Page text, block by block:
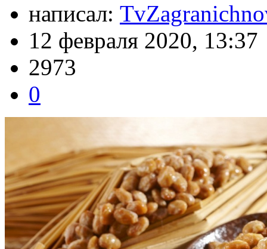
написал:
12 февраля 2020, 13:37
2973
0